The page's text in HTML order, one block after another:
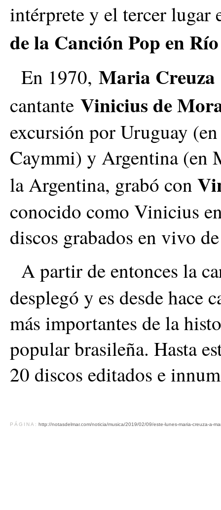
intérprete y el tercer lugar
de la Canción Pop en
En 1970, Maria Creuza
cantante Vinicius de
excursión por Uruguay
Caymmi) y Argentina (en
la Argentina, grabó con
conocido como Vinicius
discos grabados en vivo
A partir de entonces la
desplegó y es desde hace
más importantes de la
popular brasileña. Hasta
20 discos editados e
PÁGINA: http://notasdelmar.com/noticia/musica/2019/02/09/este-lunes-maria-creuza-a-